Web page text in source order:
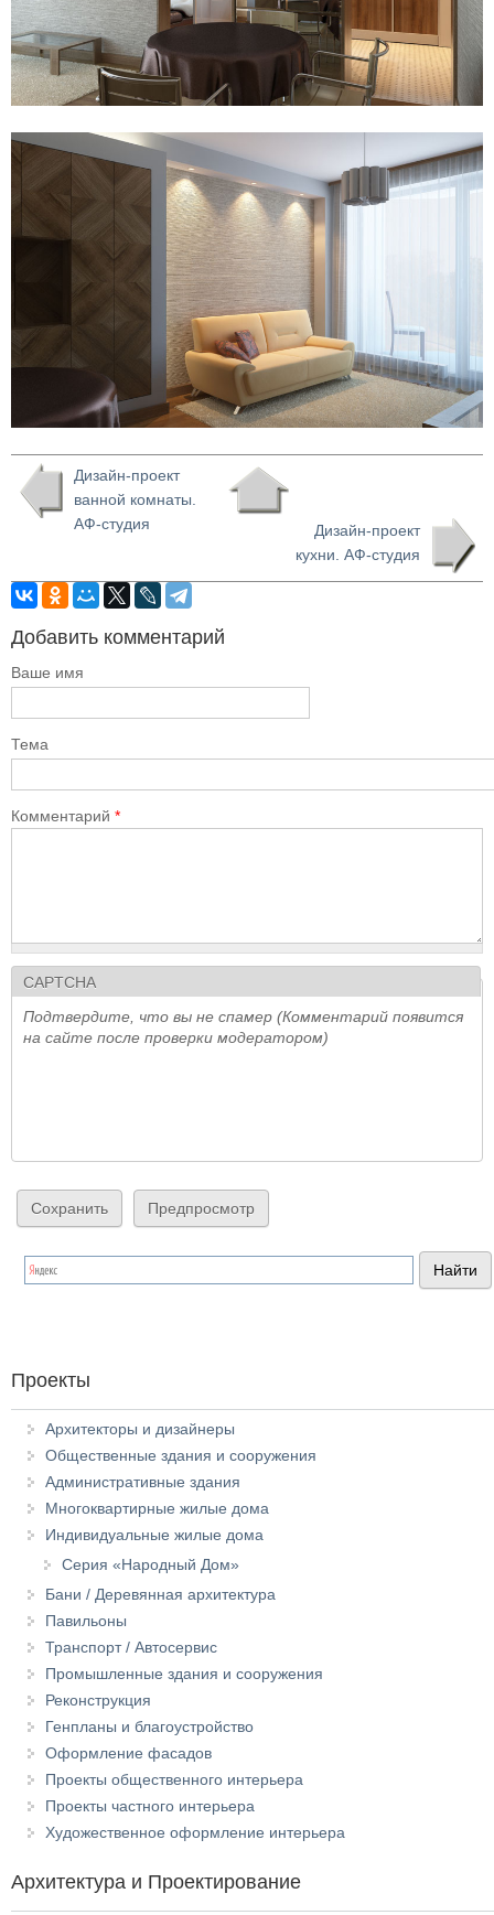
Дизайн-проект
ванной комнаты.
АФ-студия
Дизайн-проект
кухни. АФ-студия
Добавить комментарий
Ваше имя
Тема
Комментарий *
CAPTCHA
Подтвердите, что вы не спамер (Комментарий появится
на сайте после проверки модератором)
Проекты
Архитекторы и дизайнеры
Общественные здания и сооружения
Административные здания
Многоквартирные жилые дома
Индивидуальные жилые дома
Серия «Народный Дом»
Бани / Деревянная архитектура
Павильоны
Транспорт / Автосервис
Промышленные здания и сооружения
Реконструкция
Генпланы и благоустройство
Оформление фасадов
Проекты общественного интерьера
Проекты частного интерьера
Художественное оформление интерьера
Архитектура и Проектирование